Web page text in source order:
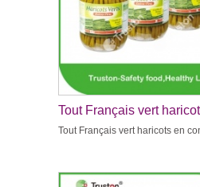
Tout Français vert
conserve
Tout Français vert haricots en